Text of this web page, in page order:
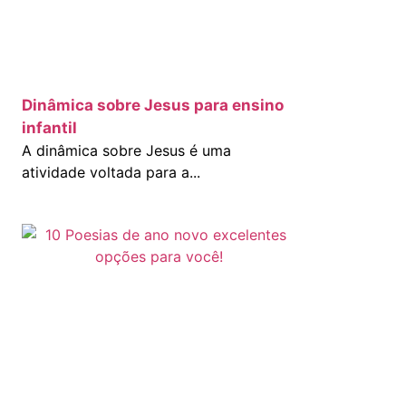
Dinâmica sobre Jesus para ensino
infantil
A dinâmica sobre Jesus é uma
atividade voltada para a...